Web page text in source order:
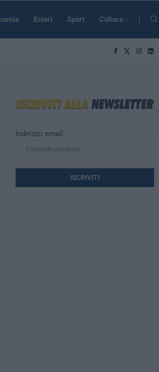
Esteri Sport Cultura
Indirizzo email: